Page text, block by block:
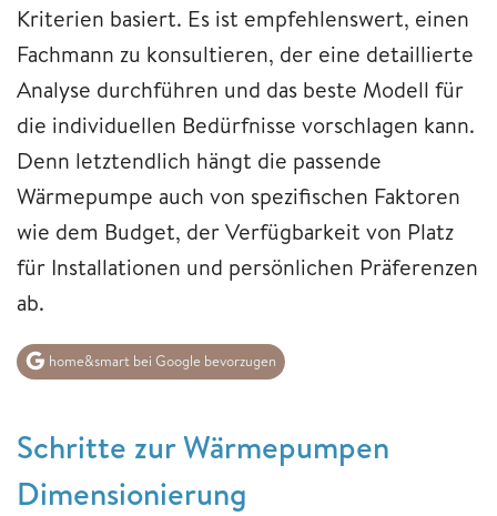
Kriterien basiert. Es ist empfehlenswert, einen
Fachmann zu konsultieren, der eine detaillierte
Analyse durchführen und das beste Modell für
die individuellen Bedürfnisse vorschlagen kann.
Denn letztendlich hängt die passende
Wärmepumpe auch von spezifischen Faktoren
wie dem Budget, der Verfügbarkeit von Platz
für Installationen und persönlichen Präferenzen
ab.
home&smart bei Google bevorzugen
Schritte zur Wärmepumpen
Dimensionierung